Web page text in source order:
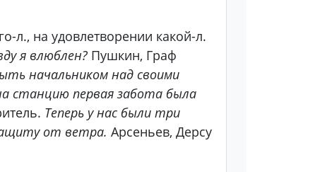
л., на удовлетворении какой-л.
я влюблен? Пушкин, Граф
начальником над своими
станцию первая забота была
Теперь у нас были три
от ветра. Арсеньев, Дерсу